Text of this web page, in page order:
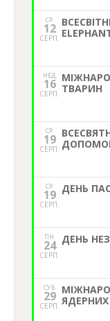
СР.
12
СЕРП.
НЕД,
16
СЕРП. ТВАРИН
СР.
19
СЕРП.
СР.
19
СЕРП.
ДЕНЬ
ПН.
24
СЕРП.
ДЕНЬ
СУБ.
29
СЕРП.